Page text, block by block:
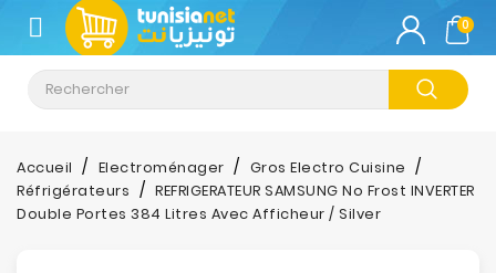
CATÉGORIE
Climatisation
Informatique
Téléphonie
0
Accueil Electroménager
Gros Electro Cuisine
Réfrigérateurs
REFRIGERATEUR SAMSUNG No Frost INVERTER
Double Portes 384 Litres Avec Afficheur / Silver